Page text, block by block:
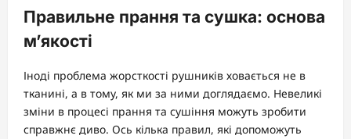
Правильне прання та сушка: основа
м’якості
Іноді проблема жорсткості рушників ховається не в
тканині, а в тому, як ми за ними доглядаємо. Невеликі
зміни в процесі прання та сушіння можуть зробити
справжнє диво. Ось кілька правил, які допоможуть